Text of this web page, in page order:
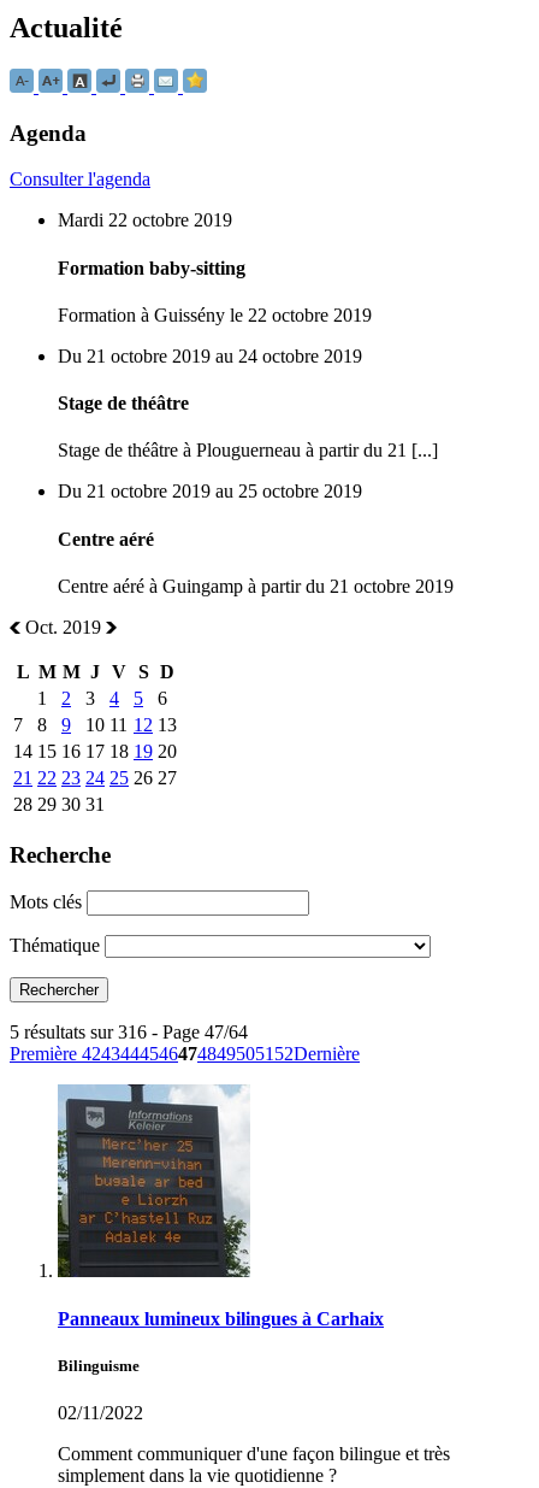
Actualité
Agenda
Consulter l'agenda
Mardi 22 octobre 2019
Formation baby-sitting
Formation à Guissény le 22 octobre 2019
Du 21 octobre 2019 au 24 octobre 2019
Stage de théâtre
Stage de théâtre à Plouguerneau à partir du 21 [...]
Du 21 octobre 2019 au 25 octobre 2019
Centre aéré
Centre aéré à Guingamp à partir du 21 octobre 2019
Oct. 2019
L M M J V S D
1
2 3 4 5
6
7
8 9 10 11 12 13
14 15 16 17 18 19 20
21 22 23 24 25 26 27
28 29 30 31
Recherche
Mots clés
Thématique
5 résultats sur 316 - Page 47/64
Première 4243444546474849505152Dernière
Panneaux lumineux bilingues à Carhaix
Bilinguisme
02/11/2022
Comment communiquer d'une façon bilingue et très
simplement dans la vie quotidienne ?